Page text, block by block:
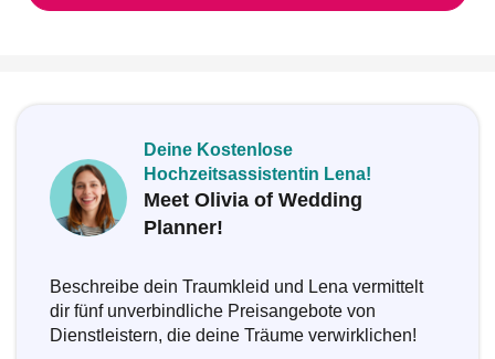
Deine Kostenlose
Hochzeitsassistentin Lena!
Meet Olivia of Wedding
Planner!
Beschreibe dein Traumkleid und Lena vermittelt
dir fünf unverbindliche Preisangebote von
Dienstleistern, die deine Träume verwirklichen!